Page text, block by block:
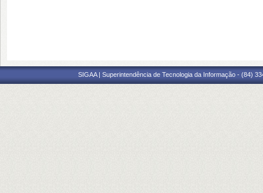
SIGAA | Superintendência de Tecnologia da Informação - (84)